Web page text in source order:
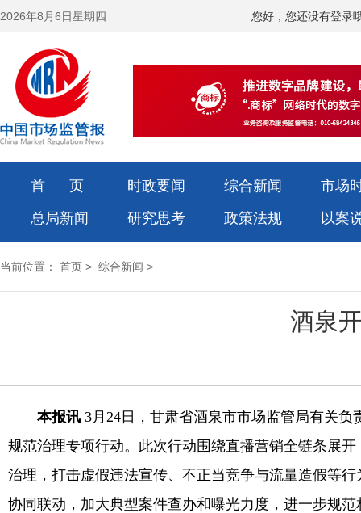
2026年8月6日星期四 您好，您还没有登录
首 页 时政要闻 综合新闻
市场
总局新闻
研究思考 政策法规 以案
当前位置： 首页 > 综合新闻 >
酒泉
本报讯 3月24日，甘肃省酒泉市市场监管局有关
规范治理专项行动。此次行动围绕直播营销全链条展
治理，打击虚假违法宣传、不正当竞争与流量造假等
协同联动，加大典型案件查办和曝光力度，进一步规